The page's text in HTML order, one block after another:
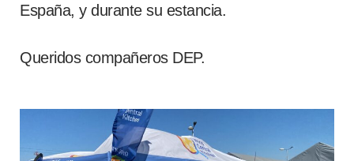
España, y durante su estancia.
Queridos compañeros DEP.